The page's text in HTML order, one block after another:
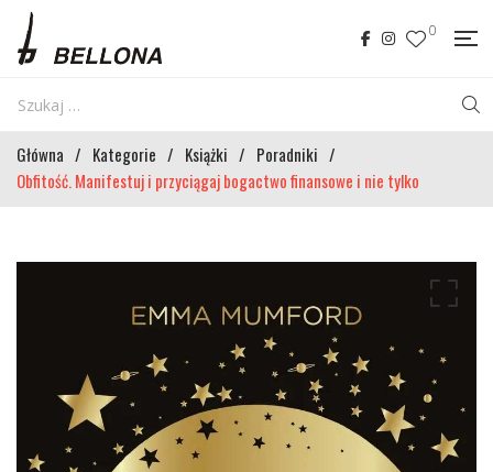
0
Główna / Kategorie / Książki / Poradniki /
Obfitość. Manifestuj i przyciągaj bogactwo finansowe i nie tylko